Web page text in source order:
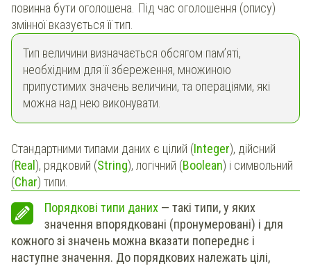
повинна бути оголошена. Під час оголошення (опису)
змінної вказується її тип.
Тип величини визначається обсягом пам’яті,
необхідним для її збереження, множиною
припустимих значень величини, та операціями, які
можна над нею виконувати.
Стандартними типами даних є цілий (Integer), дійсний
(Real), рядковий (String), логічний (Boolean) і символьний
(Char) типи.
Порядкові типи даних — такі типи, у яких
значення впорядковані (пронумеровані) і для
кожного зі значень можна вказати попереднє і
наступне значення. До порядкових належать цілі,